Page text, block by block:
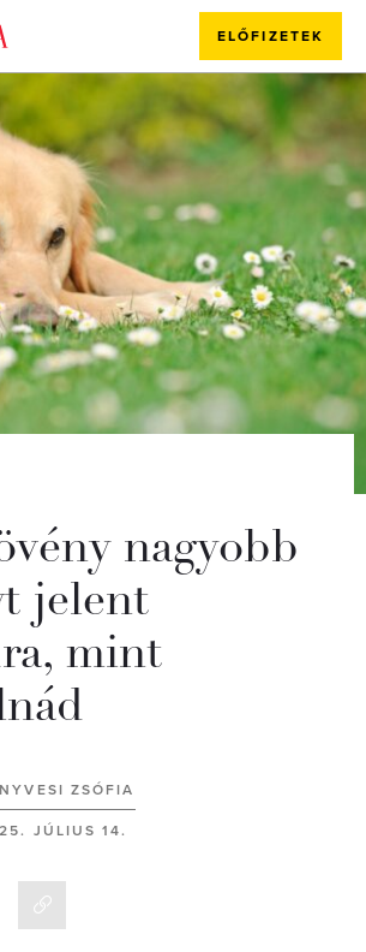
ELŐFIZETEK
nagyobb
jelent
mint
ZSÓFIA
JÚLIUS 14.